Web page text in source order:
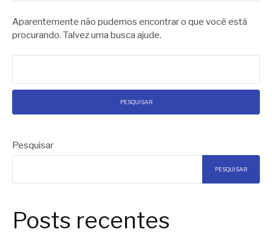
Aparentemente não pudemos encontrar o que você está
procurando. Talvez uma busca ajude.
Pesquisar
PESQUISAR
Posts recentes